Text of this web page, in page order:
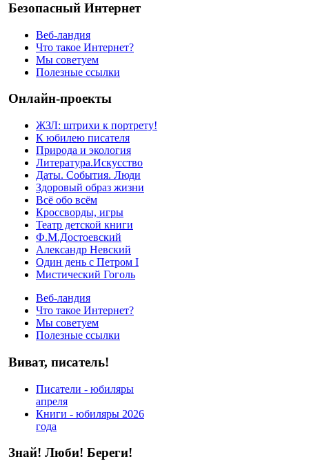
Безопасный Интернет
Веб-ландия
Что такое Интернет?
Мы советуем
Полезные ссылки
Онлайн-проекты
ЖЗЛ: штрихи к портрету!
К юбилею писателя
Природа и экология
Литература.Искусство
Даты. События. Люди
Здоровый образ жизни
Всё обо всём
Кроссворды, игры
Театр детской книги
Ф.М.Достоевский
Александр Невский
Один день с Петром I
Мистический Гоголь
Веб-ландия
Что такое Интернет?
Мы советуем
Полезные ссылки
Виват, писатель!
Писатели - юбиляры
апреля
Книги - юбиляры 2026
года
Знай! Люби! Береги!